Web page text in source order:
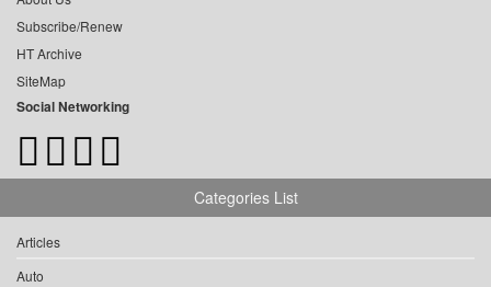
Subscribe/Renew
HT Archive
SiteMap
Social Networking
Categories List
Articles
Auto